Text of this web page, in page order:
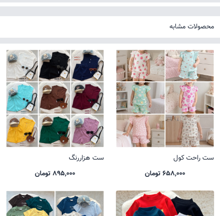
محصولات مشابه
ست راحت کول
658,000 تومان
ست هزاررنگ
895,000 تومان